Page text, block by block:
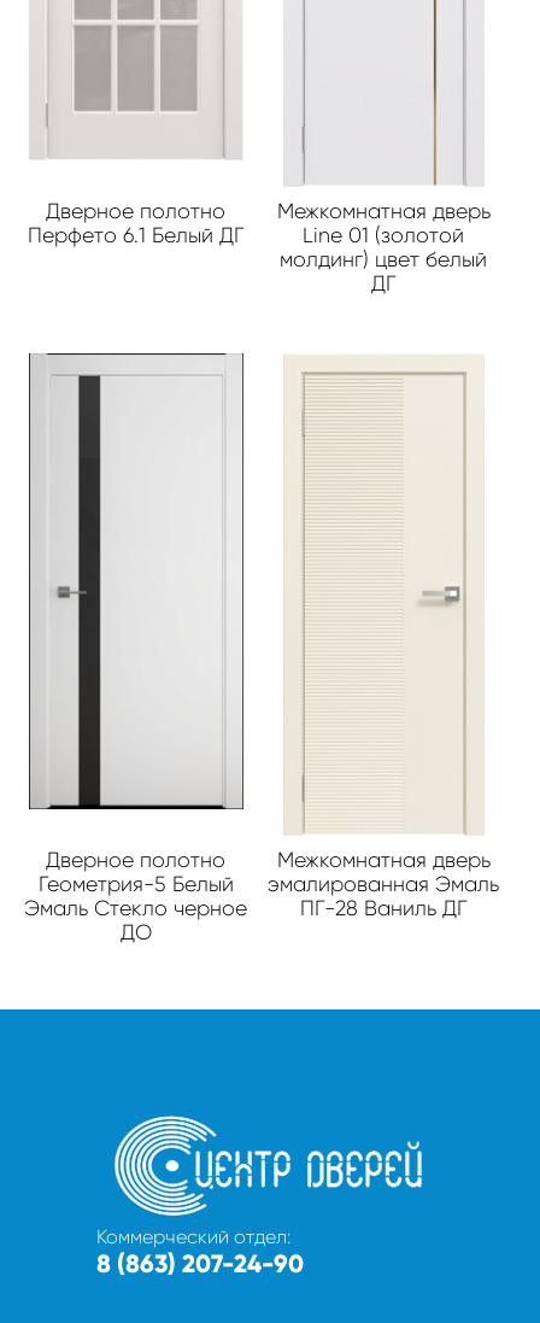
Дверное полотно
Перфето 6.1 Белый ДГ
Межкомнатная дверь
Line 01 (золотой
молдинг) цвет белый
ДГ
Дверное полотно
Геометрия-5 Белый
Эмаль Стекло черное
ДО
Межкомнатная дверь
эмалированная Эмаль
ПГ-28 Ваниль ДГ
Коммерческий отдел:
8 (863) 207-24-90